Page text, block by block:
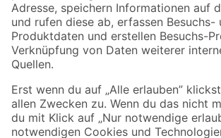
Zahlungsarten Versandarten
Sicher einkaufen
Jetzt die toom-App herunterladen